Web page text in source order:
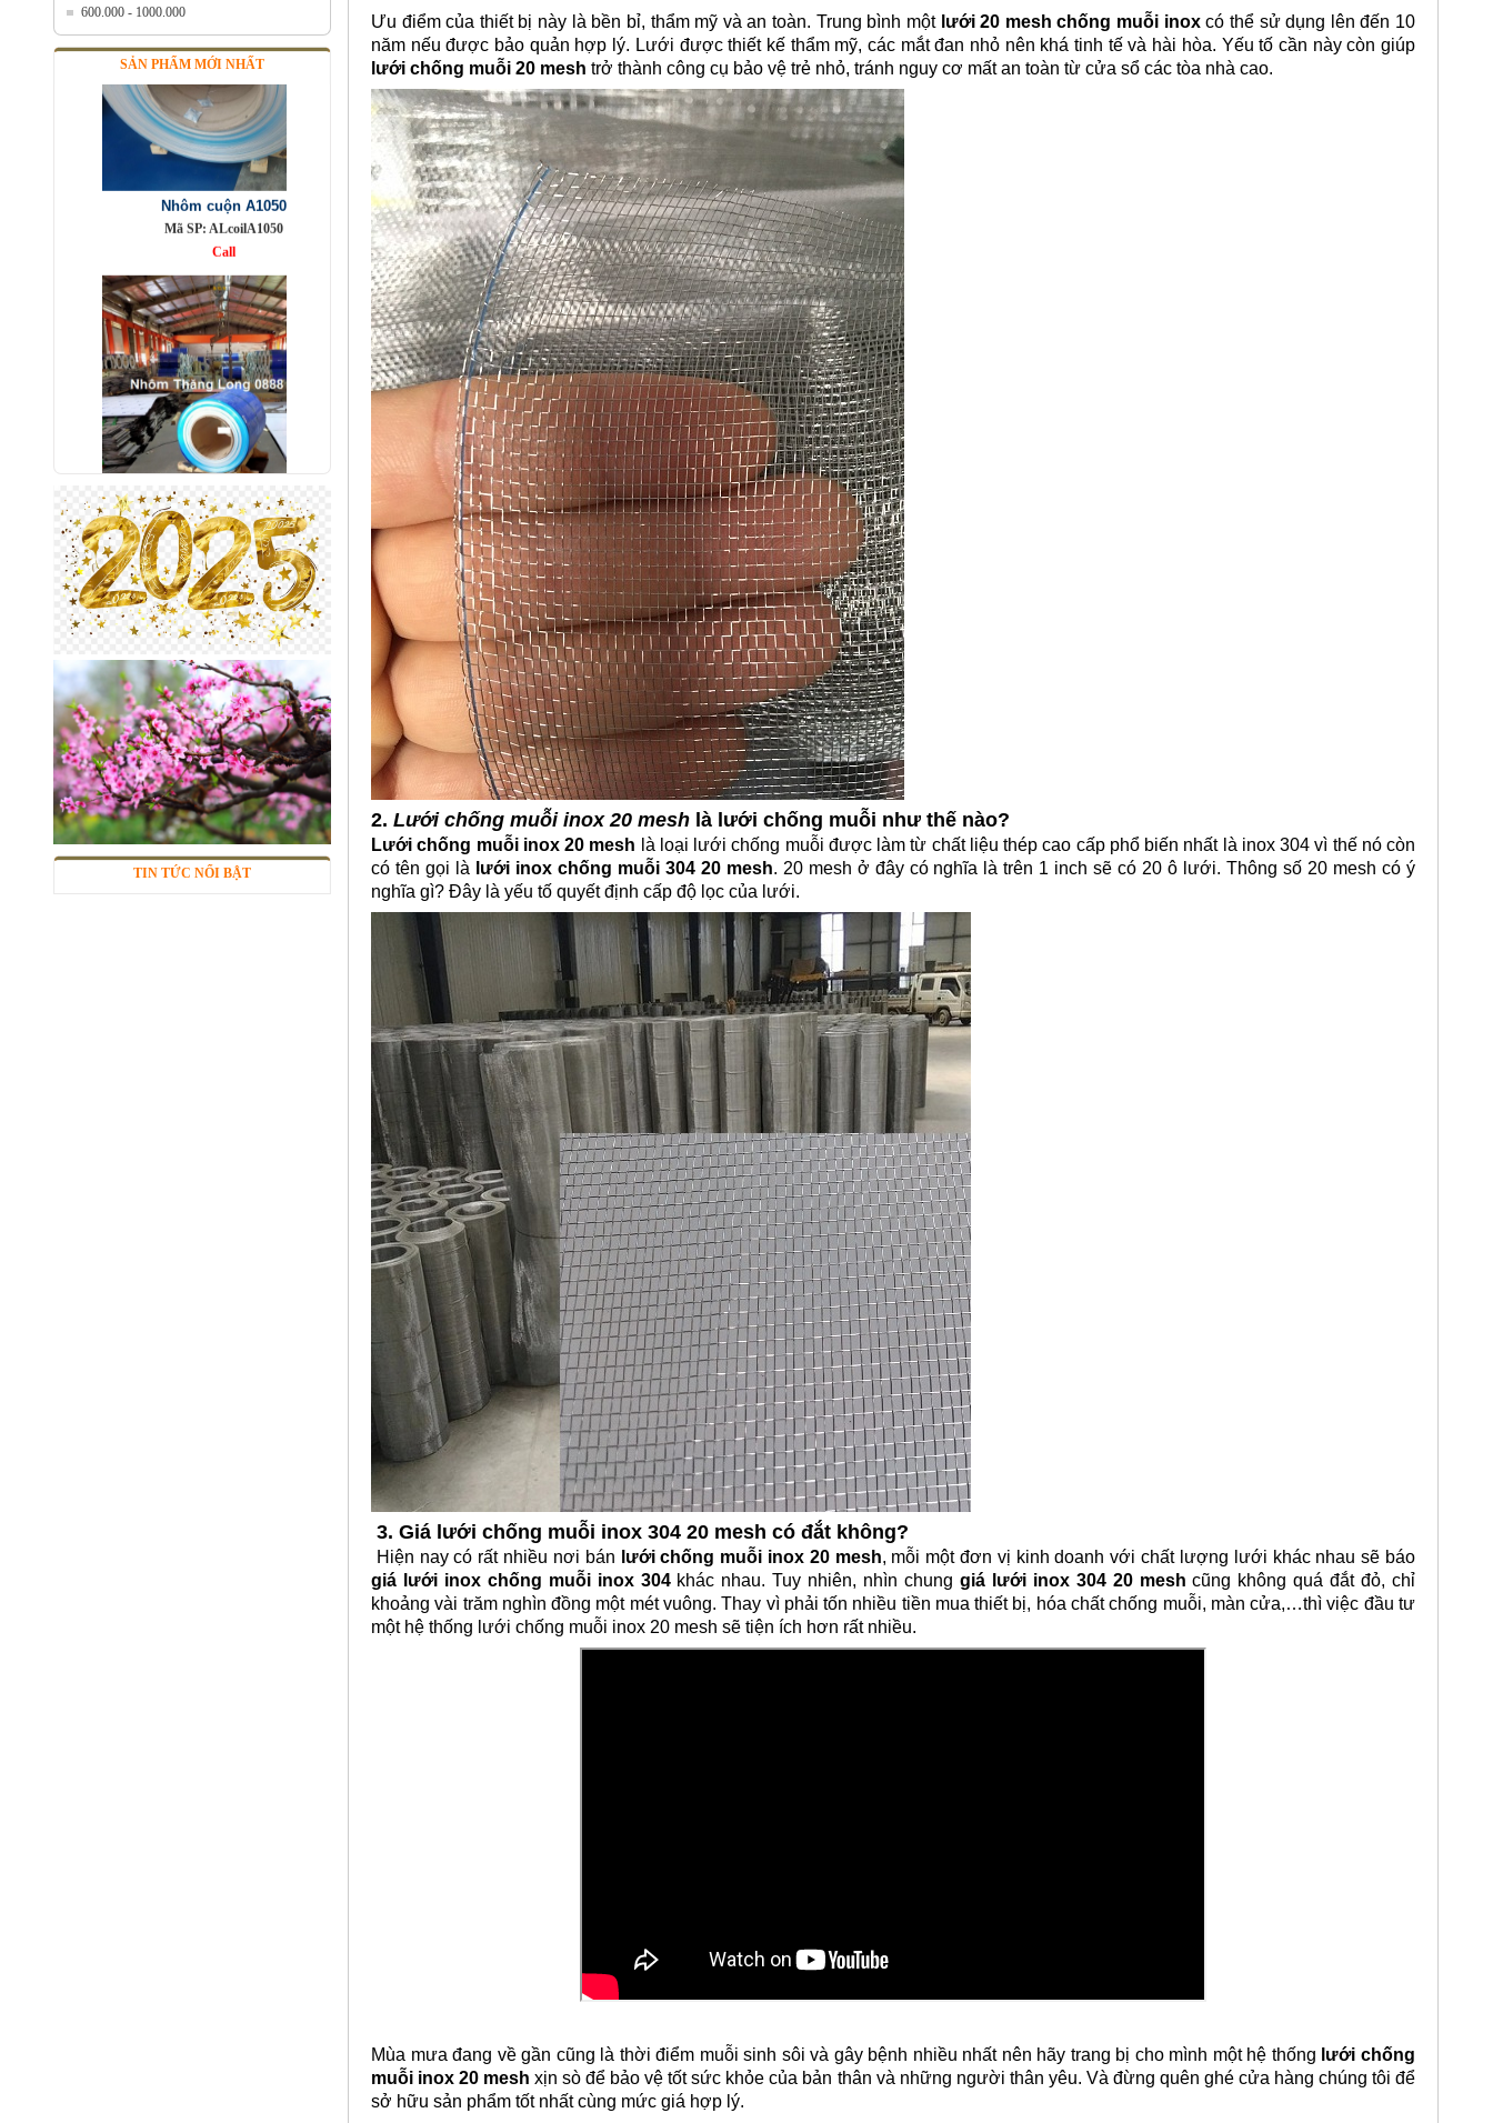
600.000 - 1000.000
SẢN PHẨM MỚI NHẤT
Nhôm cuộn A1050
Mã SP: ALcoilA1050
Call
Mã SP: AbaoonA1050
Call
Lưới inox 304
Call
TIN TỨC NỔI BẬT
Ưu điểm của thiết bị này là bền bỉ, thẩm mỹ và an toàn. Trung bình một lưới 20 mesh chống muỗi inoxcó thể sử dụng lên đến 10
năm nếu được bảo quản hợp lý. Lưới được thiết kế thẩm mỹ, các mắt đan nhỏ nên khá tinh tế và hài hòa. Yếu tố cần này còn giúp
lưới chống muỗi 20 mesh trở thành công cụ bảo vệ trẻ nhỏ, tránh nguy cơ mất an toàn từ cửa sổ các tòa nhà cao.
2. Lưới chống muỗi inox 20 mesh là lưới chống muỗi như thế nào?
Lưới chống muỗi inox 20 mesh là loại lưới chống muỗi được làm từ chất liệu thép cao cấp phổ biến nhất là inox 304 vì thế nó còn
có tên gọi là
lưới inox chống muỗi 304 20 mesh. 20 mesh ở đây có nghĩa là trên 1 inch sẽ có 20 ô lưới. Thông số 20 mesh có ý
nghĩa gì? Đây là yếu tố quyết định cấp độ lọc của lưới.
3. Giá lưới chống muỗi inox 304 20 mesh có đắt không?
Hiện nay có rất nhiều nơi bán lưới chống muỗi inox 20 mesh, mỗi một đơn vị kinh doanh với chất lượng lưới khác nhau sẽ báo
giá lưới inox chống muỗi inox 304khác nhau. Tuy nhiên, nhìn chung giá lưới inox 304 20 mesh cũng không quá đắt đỏ, chỉ
khoảng vài trăm nghìn đồng một mét vuông. Thay vì phải tốn nhiều tiền mua thiết bị, hóa chất chống muỗi, màn cửa,…thì việc đầu tư
một hệ thống lưới chống muỗi inox 20 mesh sẽ tiện ích hơn rất nhiều.
Mùa mưa đang về gần cũng là thời điểm muỗi sinh sôi và gây bệnh nhiều nhất nên hãy trang bị cho mình một hệ thống lưới chống
muỗi inox 20 mesh xịn sò để bảo vệ tốt sức khỏe của bản thân và những người thân yêu. Và đừng quên ghé cửa hàng chúng tôi để
sở hữu sản phẩm tốt nhất cùng mức giá hợp lý.